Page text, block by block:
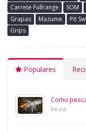
Carrete Fullrange
SOM
Grapas
Mazume Pit
Grips
Populares
Como
04 oct